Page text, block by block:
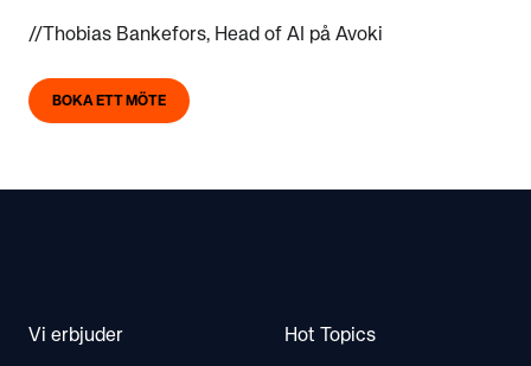
//Thobias Bankefors, Head of AI på Avoki
BOKA ETT MÖTE
Vi erbjuder Hot Topics